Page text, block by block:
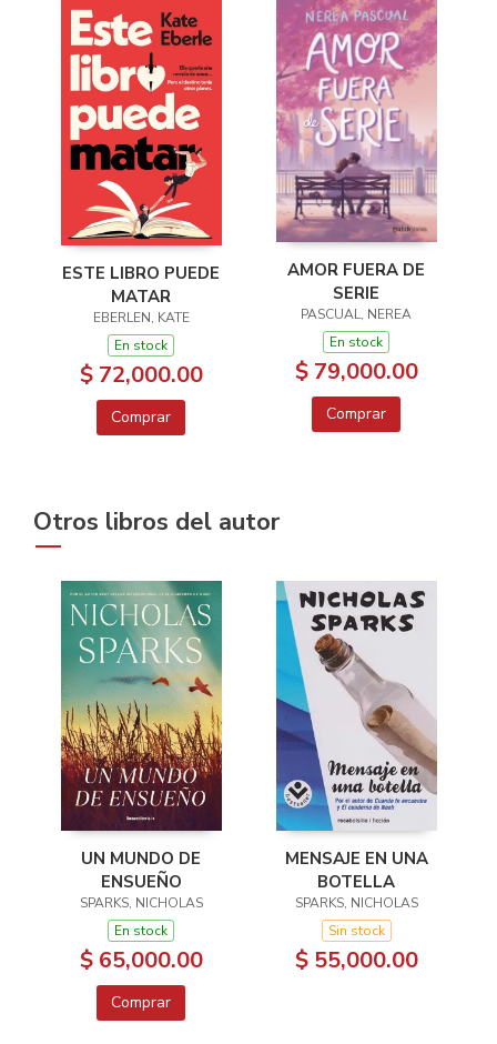
ESTE LIBRO PUEDE
MATAR
EBERLEN, KATE
En stock
$ 72,000.00
Comprar
AMOR FUERA DE
SERIE
PASCUAL, NEREA
En stock
$ 79,000.00
Comprar
Otros libros del autor
UN MUNDO DE
ENSUEÑO
SPARKS, NICHOLAS
En stock
$ 65,000.00
Comprar
MENSAJE EN UNA
BOTELLA
SPARKS, NICHOLAS
Sin stock
$ 55,000.00